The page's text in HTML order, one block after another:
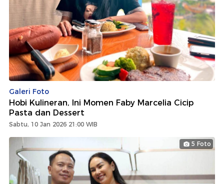
Galeri Foto
Hobi Kulineran, Ini Momen Faby Marcelia Cicip
Pasta dan Dessert
Sabtu, 10 Jan 2026 21:00 WIB
5 Foto